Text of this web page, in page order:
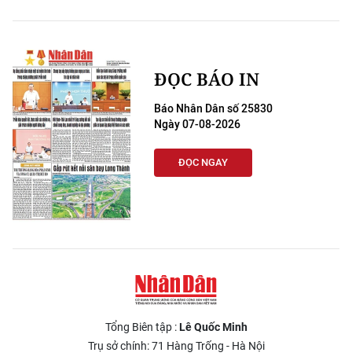
ĐỌC BÁO IN
Báo Nhân Dân số 25830
Ngày 07-08-2026
ĐỌC NGAY
Tổng Biên tập :Lê Quốc Minh
Trụ sở chính: 71 Hàng Trống - Hà Nội